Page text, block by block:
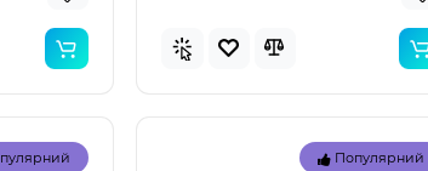
Intex 29039 - Термо́метр для
басе́йнів
Немає в наявності Популярний